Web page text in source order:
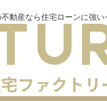
動産なら住宅ローンに強